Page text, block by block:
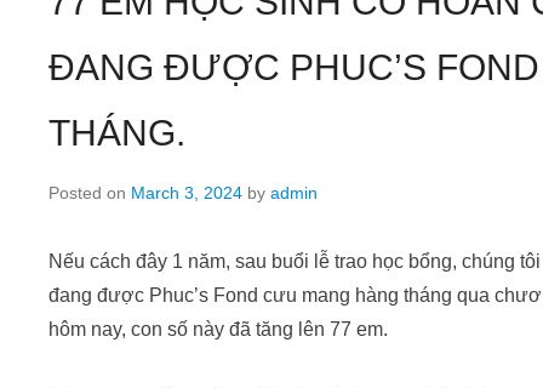
ĐANG ĐƯỢC PHUC’S
THÁNG.
Posted on March 3, 2024 by admin
Nếu cách đây 1 năm, sau buổi lễ trao học bổng, chúng
đang được Phuc’s Fond cưu mang hàng tháng qua
hôm nay, con số này đã tăng lên 77 em.